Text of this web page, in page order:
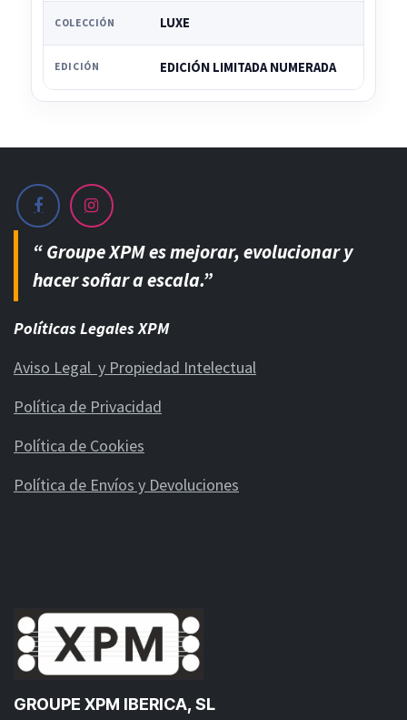
COLECCIÓN LUXE
EDICIÓN EDICIÓN LIMITADA NUMERADA
“ Groupe XPM es mejorar, evolucionar y
hacer soñar a escala.”
Políticas Legales XPM
Aviso Legal y Propiedad Intelectual
Política de Privacidad
Política de Cookies
Política de Envíos y Devoluciones
GROUPE XPM IBERICA, SL